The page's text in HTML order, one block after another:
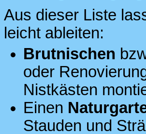
Aus dieser Liste
leicht ableiten:
Brutnischen
oder
Nistkästen
Einen
Stauden und